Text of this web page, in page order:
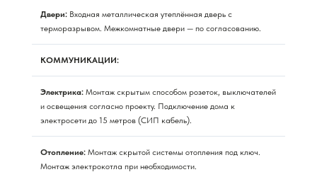
Двери: Входная металлическая утеплённая дверь с
терморазрывом. Межкомнатные двери — по согласованию.
КОММУНИКАЦИИ:
Электрика: Монтаж скрытым способом розеток, выключателей
и освещения согласно проекту. Подключение дома к
электросети до 15 метров (СИП кабель).
Отопление: Монтаж скрытой системы отопления под ключ.
Монтаж электрокотла при необходимости.